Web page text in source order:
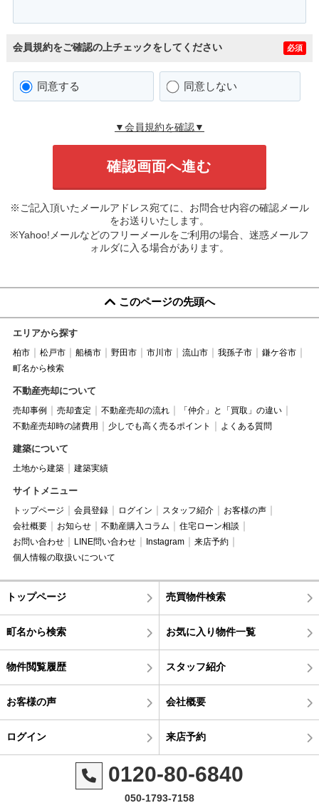
会員規約をご確認の上チェックをしてください 必須
同意する 同意しない
▼会員規約を確認▼
※ご記入頂いたメールアドレス宛てに、お問合せ内容の確認メール
をお送りいたします。
※Yahoo!メールなどのフリーメールをご利用の場合、迷惑メールフ
ォルダに入る場合があります。
このページの先頭へ
エリアから探す
柏市 松戸市 船橋市 野田市 市川市 流山市 我孫子市
鎌ケ谷市
町名から検索
不動産売却について
売却事例 売却査定 不動産売却の流れ
「仲介」と「買取」の違い
不動産売却時の諸費用
少しでも高く売るポイント よくある質問
建築について
土地から建築 建築実績
サイトメニュー
トップページ 会員登録 ログイン スタッフ紹介
お客様の声
会社概要
お知らせ 不動産購入コラム
住宅ローン相談
お問い合わせ
LINE問い合わせ Instagram
来店予約
個人情報の取扱いについて
トップページ 売買物件検索
町名から検索 お気に入り物件一覧
物件閲覧履歴 スタッフ紹介
お客様の声 会社概要
ログイン 来店予約
0120-80-6840
050-1793-7158